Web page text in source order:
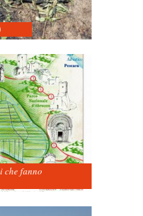
che fanno